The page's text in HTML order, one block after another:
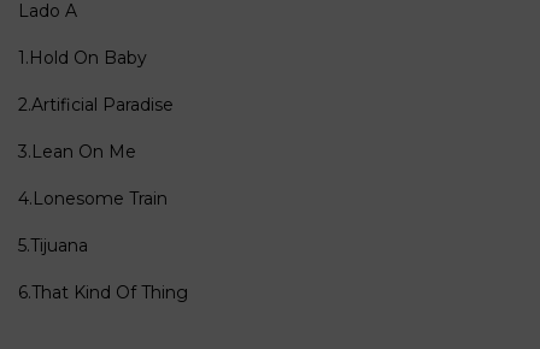
Lado A
1.Hold On Baby
2.Artificial Paradise
3.Lean On Me
4.Lonesome Train
5.Tijuana
6.That Kind Of Thing